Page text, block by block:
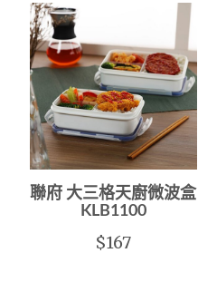
聯府 大三格天廚微波盒
KLB1100
$167